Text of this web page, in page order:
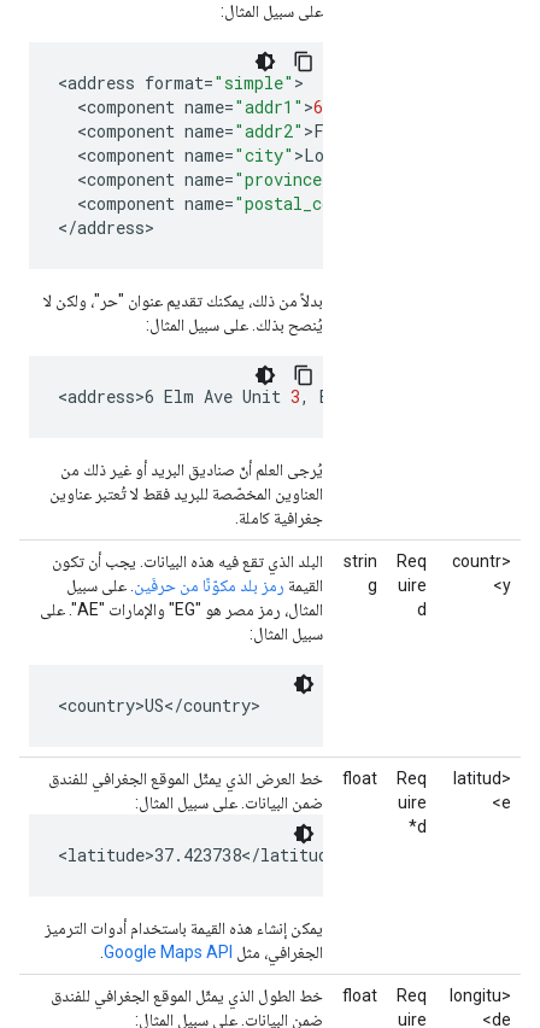
على سبيل المثال:
<address format="simple"
<component name="addr1" >6
<component name="addr2" >Floor
<component name="city" >London
<component name="province"
<component name="postal_code"
</address>
بدلاً من ذلك، يمكنك تقديم عنوان "حر"، ولكن لا
يُنصح بذلك. على سبيل المثال:
<address>6 Elm Ave Unit 3, Boston
يُرجى العلم أنّ صناديق البريد أو غير ذلك من
العناوين المخصّصة للبريد فقط لا تُعتبر عناوين
جغرافية كاملة.
<countr
y>
Req
uire
d
strin
g
البلد الذي تقع فيه هذه البيانات. يجب أن تكون
القيمة رمز بلد مكوّنًا من حرفَين . على سبيل
المثال، رمز مصر هو "EG" والإمارات "AE". على
سبيل المثال:
<country>US</country>
<latitud
e>
Req
uire
d*
float
خط العرض الذي يمثّل الموقع الجغرافي للفندق
ضمن البيانات. على سبيل المثال:
<latitude>37.423738</latitude>
يمكن إنشاء هذه القيمة باستخدام أدوات الترميز
الجغرافي، مثل
Google Maps API
<longitu
de>
Req
uire
float
خط الطول الذي يمثّل الموقع الجغرافي للفندق
ضمن البيانات. على سبيل المثال: